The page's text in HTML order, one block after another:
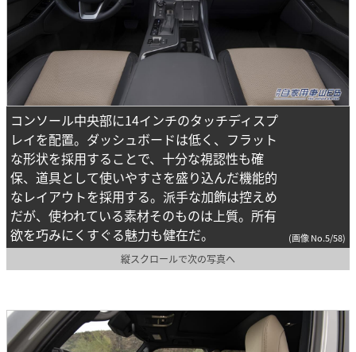
コンソール中央部に14インチのタッチディスプ
レイを配置。ダッシュボードは低く、フラット
な形状を採用することで、十分な視認性も確
保、道具として使いやすさを盛り込んだ機能的
なレイアウトを採用する。派手な加飾は控えめ
だが、使われている素材そのものは上質。所有
欲を巧みにくすぐる魅力も健在だ。
(画像 No.5/58)
縦スクロールで次の写真へ